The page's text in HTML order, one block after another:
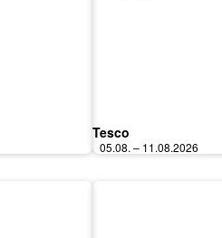
Tesco
05.08. – 11.08.2026